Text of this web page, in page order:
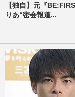
【独自】元『
りあ“密会報道...